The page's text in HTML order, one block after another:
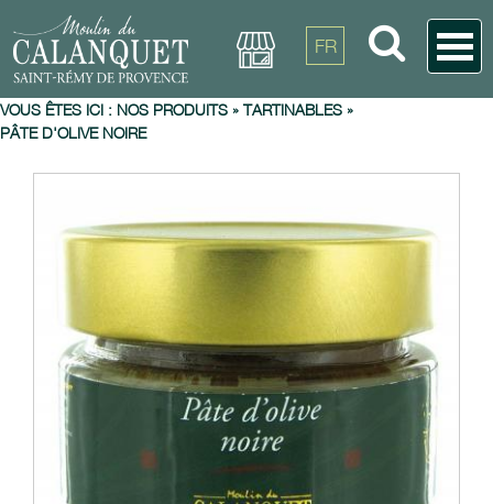
FR
VOUS ÊTES ICI : NOS PRODUITS » TARTINABLES »
PÂTE D'OLIVE NOIRE